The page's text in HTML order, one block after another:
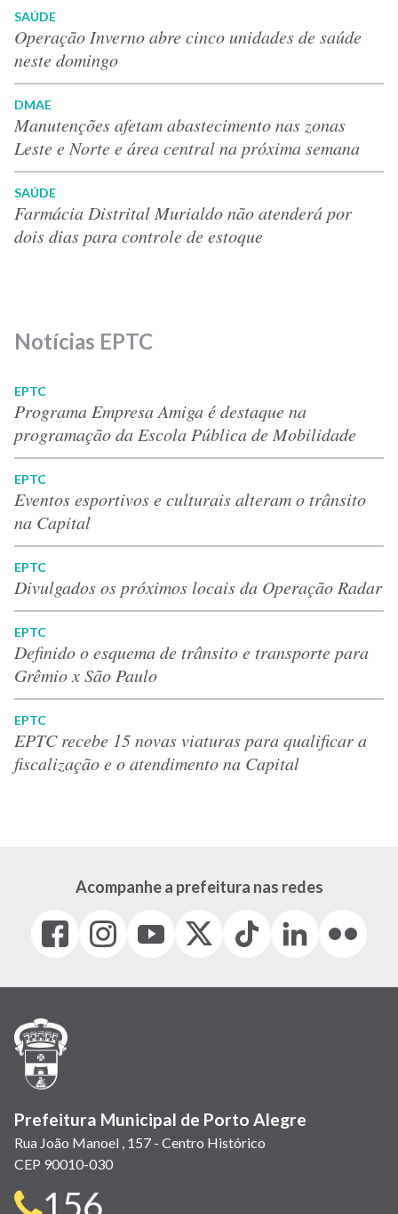
SAÚDE
Operação Inverno abre cinco unidades de saúde
neste domingo
DMAE
Manutenções afetam abastecimento nas zonas
Leste e Norte e área central na próxima semana
SAÚDE
Farmácia Distrital Murialdo não atenderá por
dois dias para controle de estoque
Notícias EPTC
EPTC
Programa Empresa Amiga é destaque na
programação da Escola Pública de Mobilidade
EPTC
Eventos esportivos e culturais alteram o trânsito
na Capital
EPTC
Divulgados os próximos locais da Operação Radar
EPTC
Definido o esquema de trânsito e transporte para
Grêmio x São Paulo
EPTC
EPTC recebe 15 novas viaturas para qualificar a
fiscalização e o atendimento na Capital
Acompanhe a prefeitura nas redes
Facebook
(link
em
janela)
Instagram
(link
em
(link
em
(Antigo
(link
Tiktok
(link
em
LinkedIn
(link
em
(link
em
Prefeitura Municipal de Porto Alegre
Rua João Manoel , 157 - Centro Histórico
CEP 90010-030
Telefone
156